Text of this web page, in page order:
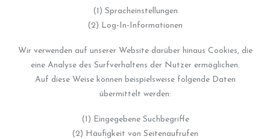
(1) Spracheinstellungen
(2) Log-In-Informationen
Wir verwenden auf unserer Website darüber hinaus Cookies, die
eine Analyse des Surfverhaltens der Nutzer ermöglichen.
Auf diese Weise können beispielsweise folgende Daten
übermittelt werden:
(1) Eingegebene Suchbegriffe
(2) Häufigkeit von Seitenaufrufen